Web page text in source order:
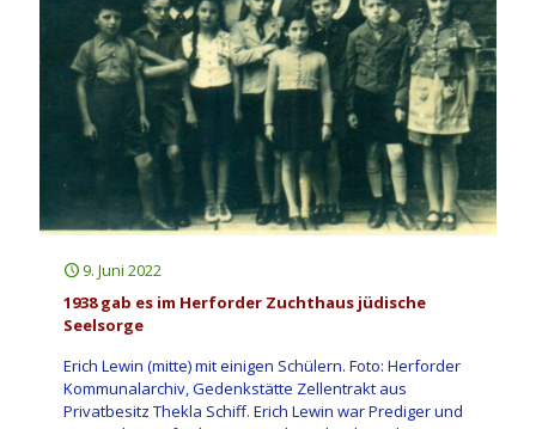
9. Juni 2022
1938 gab es im Herforder Zuchthaus jüdische
Seelsorge
Erich Lewin (mitte) mit einigen Schülern. Foto: Herforder
Kommunalarchiv, Gedenkstätte Zellentrakt aus
Privatbesitz Thekla Schiff. Erich Lewin war Prediger und